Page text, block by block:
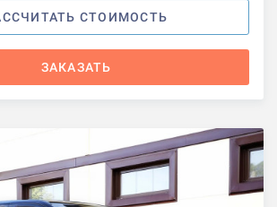
СТОИМОСТЬ
ЗАКАЗАТЬ